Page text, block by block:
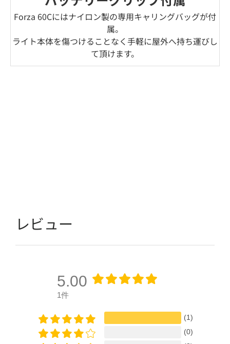
Forza 60Cにはナイロン製の専用キャリングバッグが付
属。
ライト本体を傷つけることなく手軽に屋外へ持ち運びし
て頂けます。
レビュー
5.00
1件
(1)
(0)